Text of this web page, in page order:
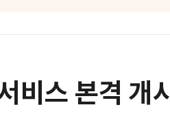
비스 본격 개시